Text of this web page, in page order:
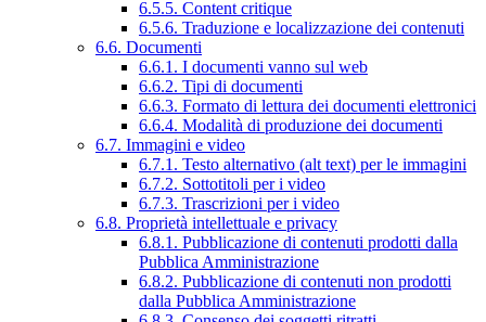
6.5.5. Content critique
6.5.6. Traduzione e localizzazione dei contenuti
6.6. Documenti
6.6.1. I documenti vanno sul web
6.6.2. Tipi di documenti
6.6.3. Formato di lettura dei documenti elettronici
6.6.4. Modalità di produzione dei documenti
6.7. Immagini e video
6.7.1. Testo alternativo (alt text) per le immagini
6.7.2. Sottotitoli per i video
6.7.3. Trascrizioni per i video
6.8. Proprietà intellettuale e privacy
6.8.1. Pubblicazione di contenuti prodotti dalla
Pubblica Amministrazione
6.8.2. Pubblicazione di contenuti non prodotti
dalla Pubblica Amministrazione